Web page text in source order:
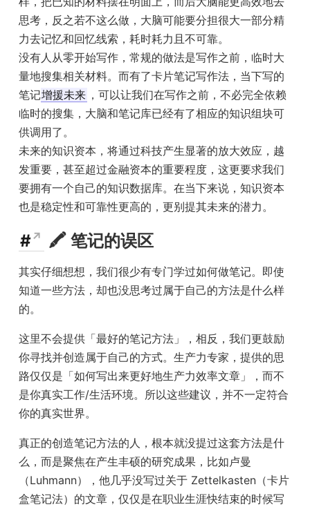
思考，反之若不这么做，大脑可能要分担很大一部分精
力去记忆和回忆线索，耗时耗力且不可靠。
没有人从零开始写作，常规的做法是写作之前，临时大
量地搜集相关材料。而有了卡片笔记写作法，当下写的
笔记增援未来 ，可以让我们在写作之前，不必完全依赖
临时的搜集，大脑和笔记库已经有了相应的知识组块可
供调用了。
未来的知识资本，将通过科技产生显著的放大效应，越
发重要，甚至超过金融资本的重要程度，这更要求我们
要拥有一个自己的知识数据库。在当下来说，知识资本
也是稳定性和可靠性更高的，更别提其未来的潜力。
# 🖍 笔记的误区
其实仔细想想，我们很少有专门学过如何做笔记。即使
知道一些方法，却也没思考过属于自己的方法是什么样
的。
这里不会提供「最好的笔记方法」，相反，我们更鼓励
你寻找并创造属于自己的方式。生产力专家，提供的思
路仅仅是「如何写出来更好地生产力效率文章」，而不
是你真实工作/生活环境。所以这些建议，并不一定符合
你的真实世界。
真正的创造笔记方法的人，根本就没提过这套方法是什
么，而是聚焦在产生丰硕的研究成果，比如卢曼
（Luhmann），他几乎没写过关于 Zettelkasten（卡片
盒笔记法）的文章，仅仅是在职业生涯快结束的时候写